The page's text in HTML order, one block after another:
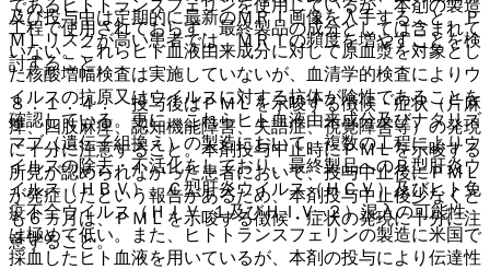
であるヒトトランスフェリンを使用しているが、本剤の製造
工程で使用されておらず、最終製品の成分としては含まれて
いない。これらヒト血液由来成分に対して原血漿を対象とし
た核酸増幅検査は実施していないが、血清学的検査によりウ
イルスの抗原又はウイルスに対する抗体が陰性であることを
確認している。更に、これらヒト血液由来成分及びナタリズ
マブ（遺伝子組換え）の製造において、複数の工程によりウ
イルスの除去・不活化をしており、最終製品へのＢ型肝炎ウ
イルス（ＨＢＶ）、Ｃ型肝炎ウイルス（ＨＣＶ）及びヒト免
疫不全ウイルス（ＨＩＶ−１及びＨＩＶ−２）混入の可能性
は極めて低い。また、ヒトトランスフェリンの製造に米国で
採血したヒト血液を用いているが、本剤の投与により伝達性
及び投与中は定期的に最新のＭＲＩ画像を入手すること。Ｐ
ＭＬリスクが高い患者では、ＭＲＩの頻度を増やすことを検
討すること。
８．１．４． 投与後はＰＭＬを示唆する徴候・症状（片麻
痺、四肢麻痺、認知機能障害、失語症、視覚障害等）の発現
に十分に注意すること。本剤投与中止時にＰＭＬを示唆する
所見が認められなかった患者において、投与中止後にＰＭＬ
が発症したという報告があるため、本剤投与中止後少なくと
も６ヵ月は、ＰＭＬを示唆する徴候・症状の発現に十分に注
意すること。